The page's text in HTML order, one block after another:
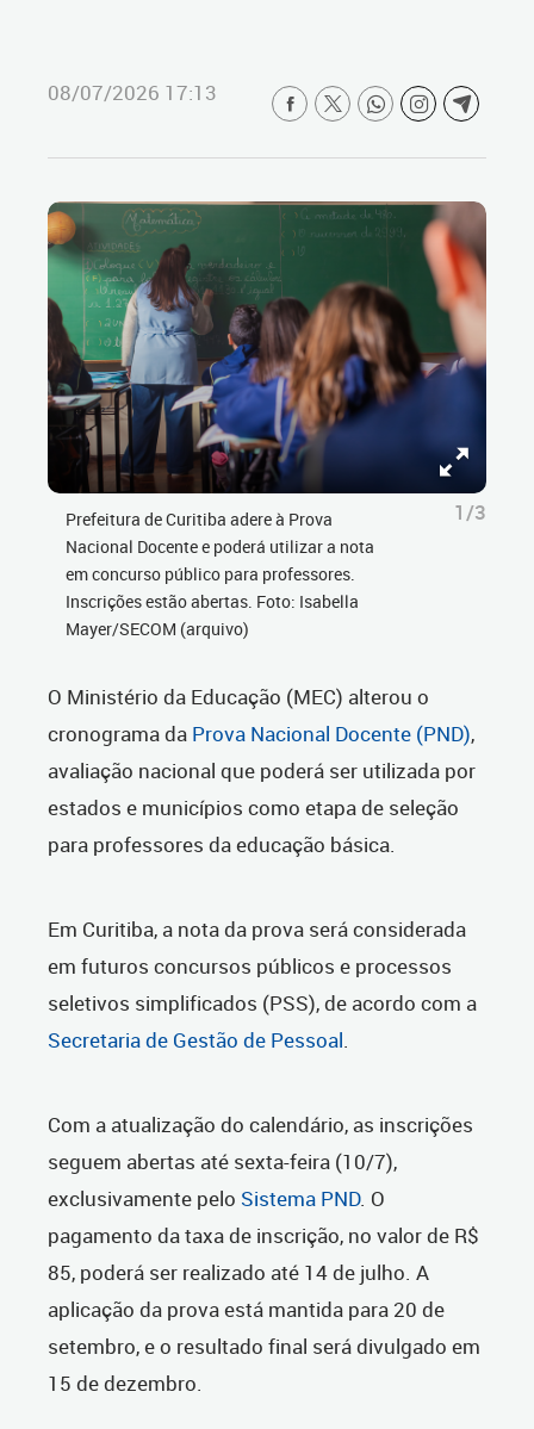
08/07/2026 17:13
Prefeitura de Curitiba adere à Prova
Nacional Docente e poderá utilizar a nota
em concurso público para professores.
Inscrições estão abertas. Foto: Isabella
Mayer/SECOM (arquivo)
1/3
O Ministério da Educação (MEC) alterou o
cronograma da Prova Nacional Docente (PND),
avaliação nacional que poderá ser utilizada por
estados e municípios como etapa de seleção
para professores da educação básica.
Em Curitiba, a nota da prova será considerada
em futuros concursos públicos e processos
seletivos simplificados (PSS), de acordo com a
Secretaria de Gestão de Pessoal.
Com a atualização do calendário, as inscrições
seguem abertas até sexta-feira (10/7),
exclusivamente pelo Sistema PND. O
pagamento da taxa de inscrição, no valor de R$
85, poderá ser realizado até 14 de julho. A
aplicação da prova está mantida para 20 de
setembro, e o resultado final será divulgado em
15 de dezembro.